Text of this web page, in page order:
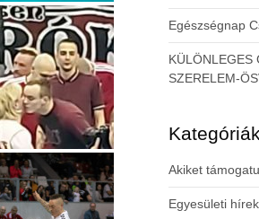
Egészségnap
KÜLÖNLEGES
SZERELEM-
Kategóriák
Akiket
Egyesületi hírek